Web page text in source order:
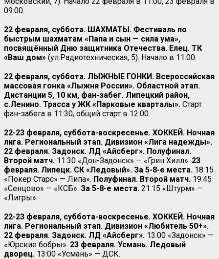
09:00.
22 февраля, суббота. ШАХМАТЫ. Фестиваль по
быстрым шахматам «Папа и сын — сила ума»,
посвящённый Дню защитника Отечества. Елец. ТК
«Ваш дом» (ул.Радиотехническая, 5). Начало в 11:00.
22 февраля, суббота. ЛЫЖНЫЕ ГОНКИ. Всероссийская
массовая гонка «Лыжня России». Областной этап.
Дистанции 5, 10 км, фан-забег. Липецкий район,
с.Ленино. Трасса у ЖК «Парковые кварталы». Старт
фан-забега в 11:30, общий старт в 12:00.
22-23 февраля, суббота-воскресенье. ХОККЕЙ. Ночная
лига. Региональный этап. Дивизион «Лига надежды».
22 февраля. Задонск. ЛД «Айсберг». Полуфинал.
Второй матч. 11:30 «Дон-Задонск» — «Грин Хилл». 23
февраля. Липецк. СК «Ледовый». За 5-8-е места. 18:15
«Покер Старс» — Липа». Полуфинал. Второй матч. 19:45
«Сенцово» — «КСБ». За 5-8-е места. 21:15 «Штурм» —
«Лигры».
22-23 февраля, суббота-воскресенье. ХОККЕЙ. Ночная
лига. Региональный этап. Дивизион «Любитель 50+».
22 февраля. Задонск. ЛД «Айсберг». 13:00 «Задонск» —
«Юрские бобры». 23 февраля. Усмань. Ледовый
дворец. 13:00 «Усмань» — ДСК.